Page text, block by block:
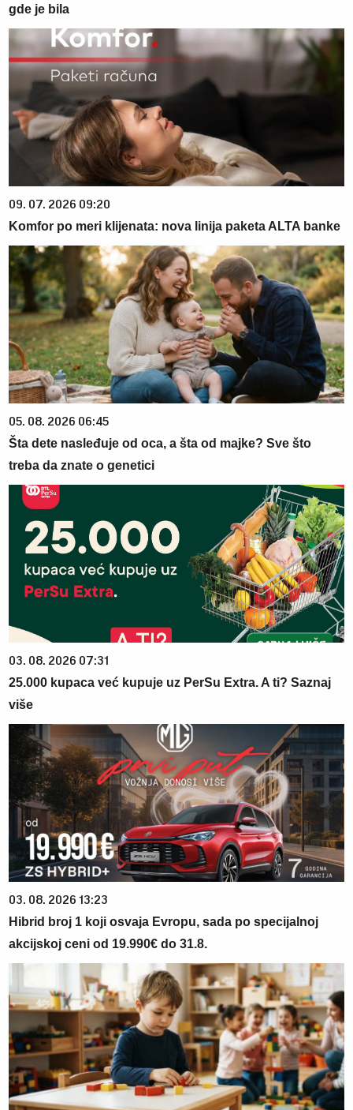
gde je bila
09. 07. 2026 09:20
Komfor po meri klijenata: nova linija paketa ALTA banke
05. 08. 2026 06:45
Šta dete nasleđuje od oca, a šta od majke? Sve što
treba da znate o genetici
03. 08. 2026 07:31
25.000 kupaca već kupuje uz PerSu Extra. A ti? Saznaj
više
03. 08. 2026 13:23
Hibrid broj 1 koji osvaja Evropu, sada po specijalnoj
akcijskoj ceni od 19.990€ do 31.8.